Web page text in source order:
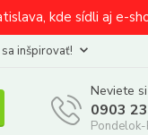
kde sídli aj e-
sa inšpirovať!
Neviete
0903